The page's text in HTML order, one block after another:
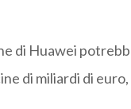
di Huawei
di miliardi di euro,